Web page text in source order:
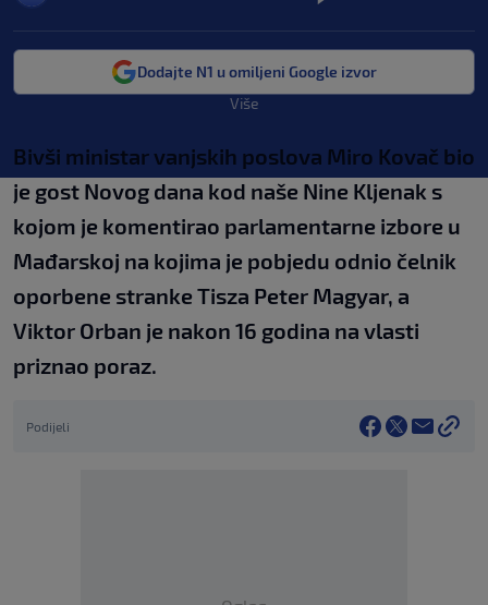
Dodajte N1 u omiljeni Google izvor
Više
Bivši ministar vanjskih poslova Miro Kovač bio
je gost Novog dana kod naše Nine Kljenak s
kojom je komentirao parlamentarne izbore u
Mađarskoj na kojima je pobjedu odnio čelnik
oporbene stranke Tisza Peter Magyar, a
Viktor Orban je nakon 16 godina na vlasti
priznao poraz.
Podijeli